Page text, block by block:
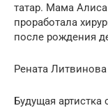
татар. Мама
проработала
после рождения
Рената
Будущая артистка